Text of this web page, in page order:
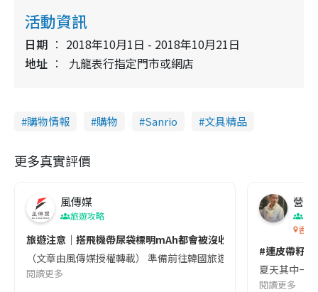
活動資訊
日期
2018年10月1日 - 2018年10月21日
地址
九龍表行指定門市或網店
購物情報 購物 Sanrio 文具精品
更多真實評價
風傳媒
旅遊攻略
旅遊注意｜搭飛機帶尿袋標明mAh都會被沒收😱出發前切記檢查
（文章由風傳媒授權轉載） 準備前往韓國旅遊的民眾，近期要
閱讀更多
營養
香港
#連皮帶籽
夏天其中一
閱讀更多